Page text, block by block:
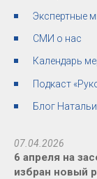
Экспертные
СМИ о нас
Календарь
Подкаст
Блог
07.04.2026
6 апреля на
избран новый